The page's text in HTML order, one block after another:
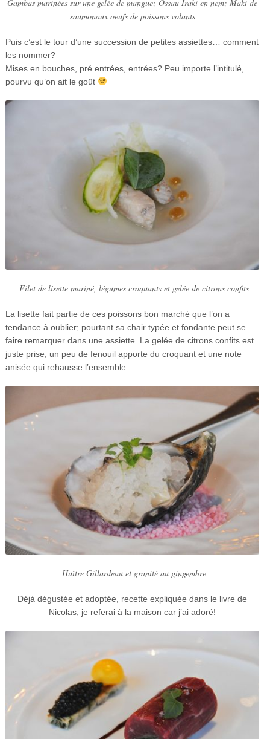
Gambas marinées sur une gelée de mangue; Ossau Iraki en nem; Maki de
saumonaux oeufs de poissons volants
Puis c’est le tour d’une succession de petites assiettes… comment
les nommer?
Mises en bouches, pré entrées, entrées? Peu importe l’intitulé,
pourvu qu’on ait le goût
Filet de lisette mariné, légumes croquants et gelée de citrons confits
La lisette fait partie de ces poissons bon marché que l’on a
tendance à oublier; pourtant sa chair typée et fondante peut se
faire remarquer dans une assiette. La gelée de citrons confits est
juste prise, un peu de fenouil apporte du croquant et une note
anisée qui rehausse l’ensemble.
Huître Gillardeau et granité au gingembre
Déjà dégustée et adoptée, recette expliquée dans le livre de
Nicolas, je referai à la maison car j’ai adoré!